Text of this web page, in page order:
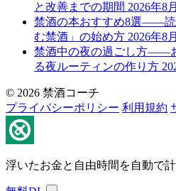
と改善までの期間 2026年8
禁酒の本おすすめ8選——読
む禁酒」の始め方 2026年8
禁酒中の夜の過ごし方——
る夜ルーティンの作り方
© 2026 禁酒コーチ
プライバシーポリシー 利用規約
浮いたお金と自由時間を自動で